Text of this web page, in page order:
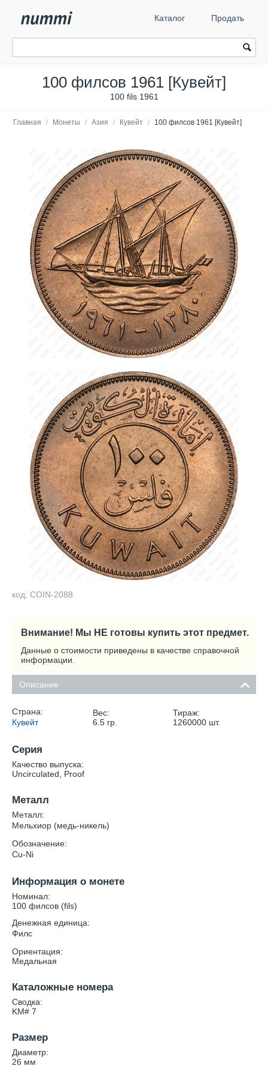
Каталог Продать
100 филсов 1961 [Кувейт]
100 fils 1961
Главная / Монеты / Азия / Кувейт / 100 филсов 1961 [Кувейт]
код: COIN-2088
Внимание! Мы НЕ готовы купить этот предмет.
Данные о стоимости приведены в качестве справочной
информации.
Описание
Страна:
Кувейт
Вес:
6.5гр.
Тираж:
1260000 шт.
Серия
Качество выпуска:
Uncirculated, Proof
Металл
Металл:
Мельхиор (медь-никель)
Обозначение:
Cu-Ni
Информация о монете
Номинал:
100 филсов (fils)
Денежная единица:
Филс
Ориентация:
Медальная
Каталожные номера
Сводка:
KM# 7
Размер
Диаметр:
26 мм